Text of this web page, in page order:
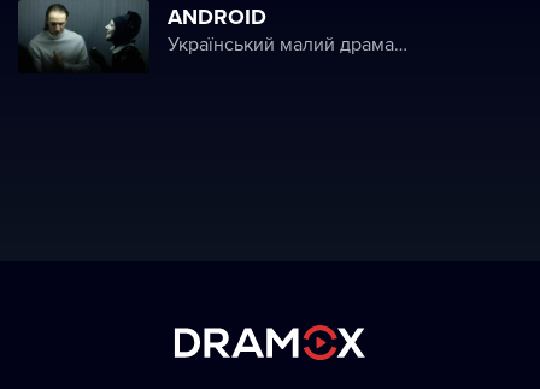
ANDROID
Український малий драматичний театр